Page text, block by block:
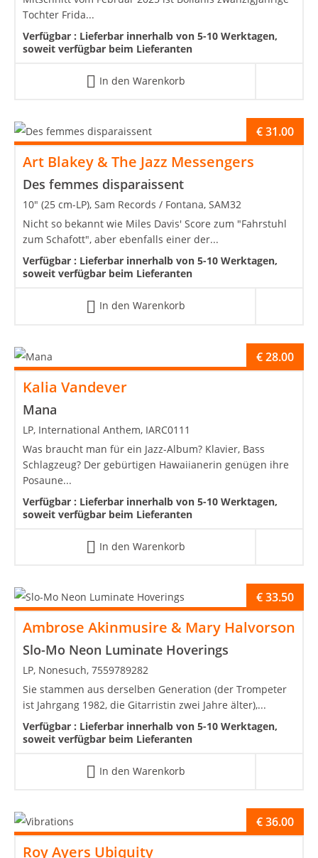
Tochter Frida...
Verfügbar : Lieferbar innerhalb von 5-10 Werktagen,
soweit verfügbar beim Lieferanten
In den Warenkorb
Art Blakey & The Jazz Messengers
Des femmes disparaissent
€31.00
10" (25 cm-LP), Sam Records / Fontana, SAM32
Nicht so bekannt wie Miles Davis' Score zum "Fahrstuhl
zum Schafott", aber ebenfalls einer der...
Verfügbar : Lieferbar innerhalb von 5-10 Werktagen,
soweit verfügbar beim Lieferanten
In den Warenkorb
Kalia Vandever
Mana
€28.00
LP, International Anthem, IARC0111
Was braucht man für ein Jazz-Album? Klavier, Bass
Schlagzeug? Der gebürtigen Hawaiianerin genügen ihre
Posaune...
Verfügbar : Lieferbar innerhalb von 5-10 Werktagen,
soweit verfügbar beim Lieferanten
In den Warenkorb
Ambrose Akinmusire & Mary Halvorson
Slo-Mo Neon Luminate Hoverings
€33.50
LP, Nonesuch, 7559789282
Sie stammen aus derselben Generation (der Trompeter
ist Jahrgang 1982, die Gitarristin zwei Jahre älter),...
Verfügbar : Lieferbar innerhalb von 5-10 Werktagen,
soweit verfügbar beim Lieferanten
In den Warenkorb
Roy Ayers Ubiquity
€36.00